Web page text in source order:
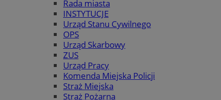
Rada miasta
INSTYTUCJE
Urząd Stanu Cywilnego
OPS
Urząd Skarbowy
ZUS
Urząd Pracy
Komenda Miejska Policji
Straż Miejska
Straż Pożarna